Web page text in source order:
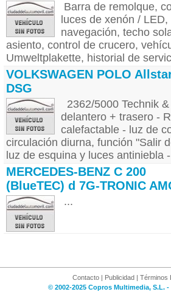
Barra de remolque,
luces de xenón /
navegación, techo
asiento, control de crucero,
Umweltplakette, historial de
VOLKSWAGEN POLO
DSG
2362/5000 Technik
delantero + trasero -
calefactable - luz de
circulación diurna, función "Salir
luz de esquina y luces antiniebla
MERCEDES-BENZ C 200
(BlueTEC) d 7G-TRONIC
...
Contacto | Publicidad | Términos
© 2002-2025 Copros Multimedia, S.L.